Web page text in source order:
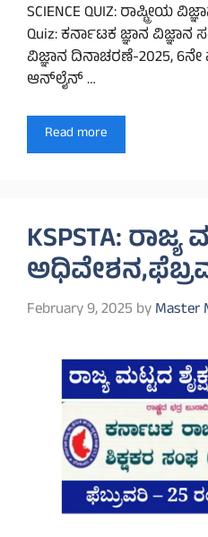
SCIENCE QUIZ: ರಾಷ್ಟ್ರೀಯ
Quiz: ಕರ್ನಾಟಕ ಜ್ಞಾನ
ವಿಜ್ಞಾನ ದಿನಾಚರಣೆ-2025,
ಆನ್‌ಲೈನ್ …
Read more
KSPSTA: ರಾಜ್ಯ
February 9, 2025 byMaster